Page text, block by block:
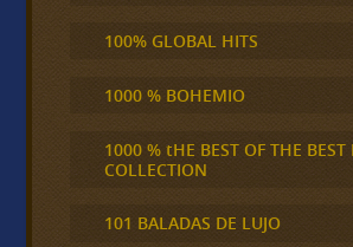
100% GLOBAL HITS
1000 % BOHEMIO
1000 % tHE BEST OF THE BEST
COLLECTION
101 BALADAS DE LUJO